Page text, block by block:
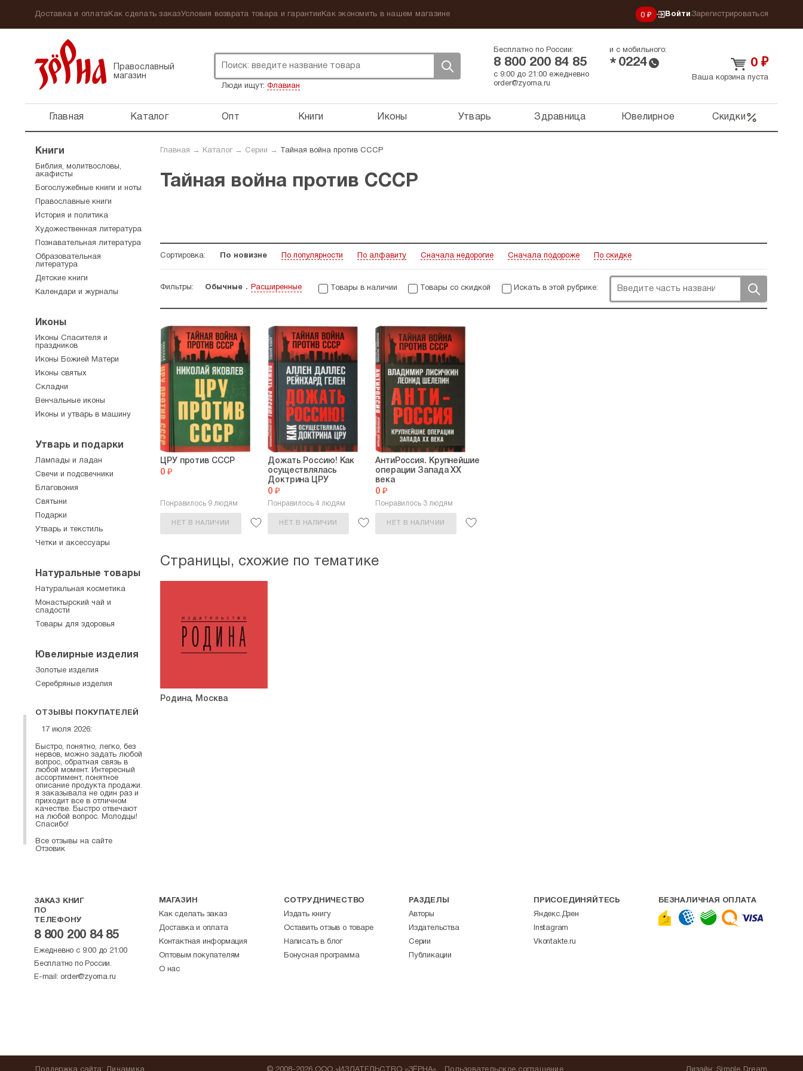
Доставка и оплатаКак сделать заказУсловия возврата товара и гарантии Как экономить в нашем магазине 0 ₽ Войти Зарегистрироваться
Православный
магазин
Люди ищут: Флавиан
Бесплатно по России:
8 800 200 84 85
и с мобильного:
* 0224
с 9:00 до 21:00 ежедневно
order@zyorna.ru
0 ₽
Ваша корзина пуста
Главная Каталог Опт Книги Иконы Утварь Здравница Ювелирное Скидки
Главная → Каталог→ Серии → Тайная война против СССР
Тайная война против СССР
Сортировка: По новизне По популярности По алфавиту Сначала недорогие Сначала подороже По скидке
Фильтры: Обычные Расширенные Товары в наличии Товары со скидкой Искать в этой рубрике:
ЦРУ против СССР
0 ₽
Понравилось 9 людям
НЕТ В НАЛИЧИИ
Дожать Россию! Как
осуществлялась
Доктрина ЦРУ
0 ₽
Понравилось 4 людям
НЕТ В НАЛИЧИИ
АнтиРоссия. Крупнейшие
операции Запада XX
века
0 ₽
Понравилось 3 людям
НЕТ В НАЛИЧИИ
Страницы, схожие по тематике
Родина, Москва
Книги
Библия, молитвословы,
акафисты
Богослужебные книги и ноты
Православные книги
История и политика
Художественная литература
Познавательная литература
Образовательная
литература
Детские книги
Календари и журналы
Иконы
Иконы Спасителя и
праздников
Иконы Божией Матери
Иконы святых
Складни
Венчальные иконы
Иконы и утварь в машину
Утварь и подарки
Лампады и ладан
Свечи и подсвечники
Благовония
Святыни
Подарки
Утварь и текстиль
Четки и аксессуары
Натуральные товары
Натуральная косметика
Монастырский чай и
сладости
Товары для здоровья
Ювелирные изделия
Золотые изделия
Серебряные изделия
ОТЗЫВЫ ПОКУПАТЕЛЕЙ
17 июля 2026:
Быстро, понятно, легко, без
нервов, можно задать любой
вопрос, обратная связь в
любой момент. Интересный
ассортимент, понятное
описание продукта продажи.
я заказывала не один раз и
приходит все в отличном
качестве. Быстро отвечают
на любой вопрос. Молодцы!
Спасибо!
Все отзывы на сайте
Отзовик
ЗАКАЗ КНИГ
ПО
ТЕЛЕФОНУ
8 800 200 84 85
Ежедневно с 9:00 до 21:00
Бесплатно по России.
E-mail: order@zyorna.ru
МАГАЗИН
Как сделать заказ
Доставка и оплата
Контактная информация
Оптовым покупателям
О нас
СОТРУДНИЧЕСТВО
Издать книгу
Оставить отзыв о товаре
Написать в блог
Бонусная программа
РАЗДЕЛЫ
Авторы
Издательства
Серии
Публикации
ПРИСОЕДИНЯЙТЕСЬ
Яндекс.Дзен
Instagram
Vkontakte.ru
БЕЗНАЛИЧНАЯ ОПЛАТА